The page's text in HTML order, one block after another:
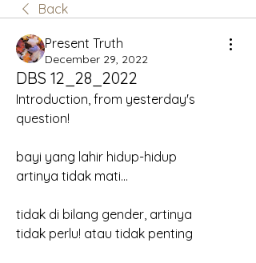
Back
Present Truth
December 29, 2022
DBS 12_28_2022
Introduction, from yesterday's
question!
bayi yang lahir hidup-hidup
artinya tidak mati...
tidak di bilang gender, artinya
tidak perlu! atau tidak penting